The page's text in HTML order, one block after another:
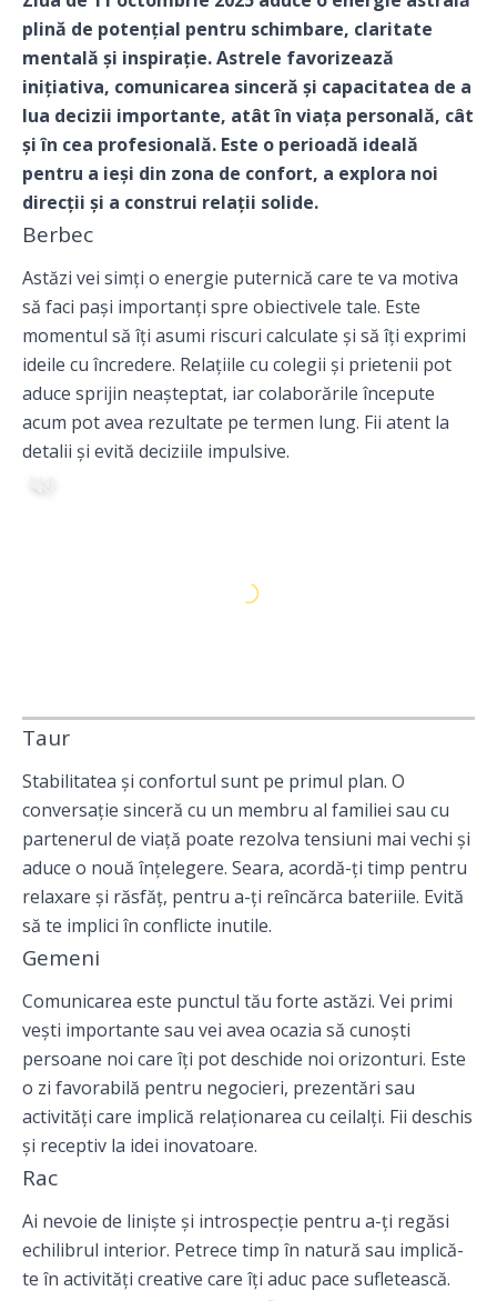
plină de potențial pentru schimbare, claritate
mentală și inspirație. Astrele favorizează
inițiativa, comunicarea sinceră și capacitatea de a
lua decizii importante, atât în viața personală, cât
și în cea profesională. Este o perioadă ideală
pentru a ieși din zona de confort, a explora noi
direcții și a construi relații solide.
Berbec
Astăzi vei simți o energie puternică care te va motiva
să faci pași importanți spre obiectivele tale. Este
momentul să îți asumi riscuri calculate și să îți exprimi
ideile cu încredere. Relațiile cu colegii și prietenii pot
aduce sprijin neașteptat, iar colaborările începute
acum pot avea rezultate pe termen lung. Fii atent la
detalii și evită deciziile impulsive.
Taur
Stabilitatea și confortul sunt pe primul plan. O
conversație sinceră cu un membru al familiei sau cu
partenerul de viață poate rezolva tensiuni mai vechi și
aduce o nouă înțelegere. Seara, acordă-ți timp pentru
relaxare și răsfăț, pentru a-ți reîncărca bateriile. Evită
să te implici în conflicte inutile.
Gemeni
Comunicarea este punctul tău forte astăzi. Vei primi
vești importante sau vei avea ocazia să cunoști
persoane noi care îți pot deschide noi orizonturi. Este
o zi favorabilă pentru negocieri, prezentări sau
activități care implică relaționarea cu ceilalți. Fii deschis
și receptiv la idei inovatoare.
Rac
Ai nevoie de liniște și introspecție pentru a-ți regăsi
echilibrul interior. Petrece timp în natură sau implică-
te în activități creative care îți aduc pace sufletească.